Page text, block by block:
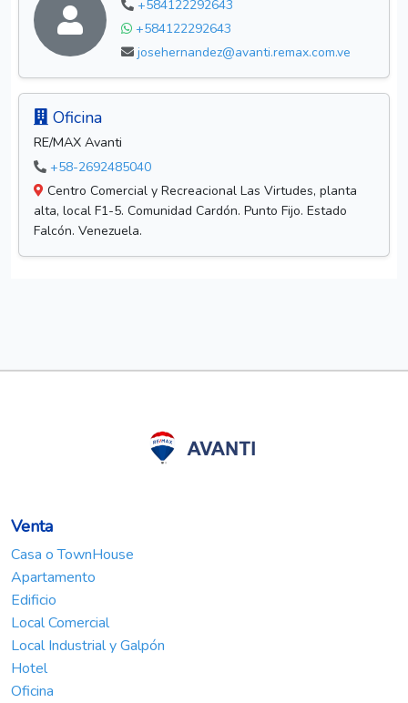
+584122292643
+584122292643
josehernandez@avanti.remax.com.ve
Oficina
RE/MAX Avanti
+58-2692485040
Centro Comercial y Recreacional Las Virtudes, planta
alta, local F1-5. Comunidad Cardón. Punto Fijo. Estado
Falcón. Venezuela.
Venta
Casa o TownHouse
Apartamento
Edificio
Local Comercial
Local Industrial y Galpón
Hotel
Oficina